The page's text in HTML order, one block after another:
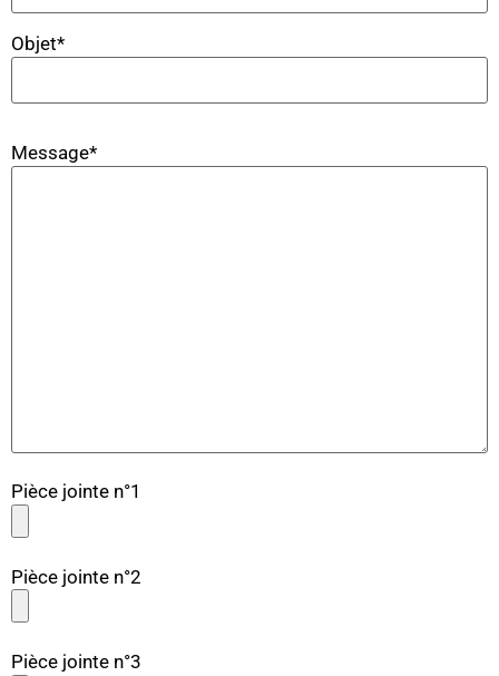
Objet*
Message*
Pièce jointe n°1
Pièce jointe n°2
Pièce jointe n°3